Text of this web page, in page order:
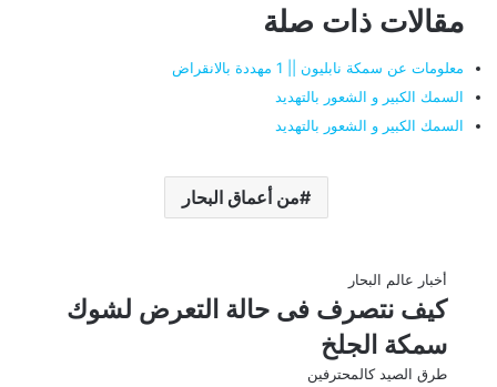
مقالات ذات صلة
معلومات عن سمكة نابليون || 1 مهددة بالانقراض
السمك الكبير و الشعور بالتهديد
السمك الكبير و الشعور بالتهديد
من أعماق البحار
أخبار عالم البحار
كيف نتصرف فى حالة التعرض لشوك
سمكة الجلخ
طرق الصيد كالمحترفين